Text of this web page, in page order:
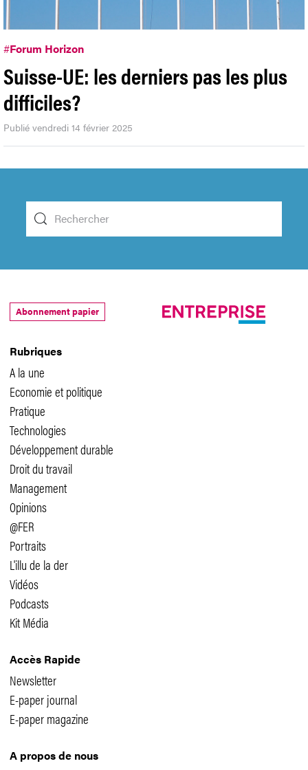
#Forum Horizon
Suisse-UE: les derniers pas les plus
difficiles?
Publié vendredi 14 février 2025
Rubriques
A la une
Economie et politique
Pratique
Technologies
Développement durable
Droit du travail
Management
Opinions
@FER
Portraits
L'illu de la der
Vidéos
Podcasts
Kit Média
Accès Rapide
Newsletter
E-paper journal
E-paper magazine
A propos de nous
Abonnement papier